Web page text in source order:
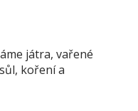
játra, vařené
koření a